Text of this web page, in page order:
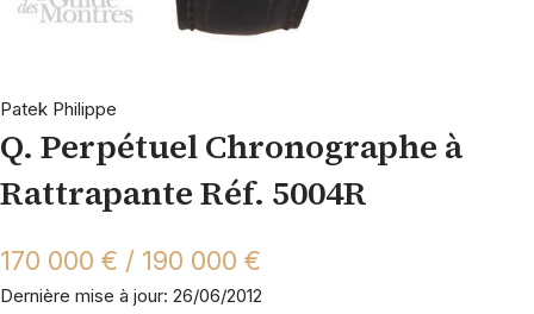
Patek Philippe
Q. Perpétuel Chronographe à
Rattrapante Réf. 5004R
170 000 € / 190 000 €
Dernière mise à jour: 26/06/2012